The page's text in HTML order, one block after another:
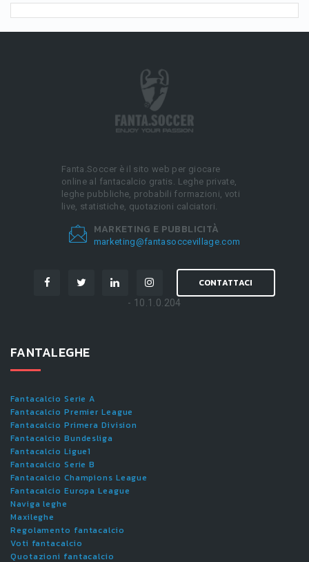
Fanta.Soccer è il sito web per giocare
online al fantacalcio gratis. Leghe private,
leghe pubbliche, probabili formazioni, voti
live, statistiche, quotazioni calciatori.
MARKETING E PUBBLICITÀ
marketing@fantasoccevillage.com
CONTATTACI
- 10.1.0.204
FANTALEGHE
Fantacalcio Serie A
Fantacalcio Premier League
Fantacalcio Primera Division
Fantacalcio Bundesliga
Fantacalcio Ligue1
Fantacalcio Serie B
Fantacalcio Champions League
Fantacalcio Europa League
Naviga leghe
Maxileghe
Regolamento fantacalcio
Voti fantacalcio
Quotazioni fantacalcio